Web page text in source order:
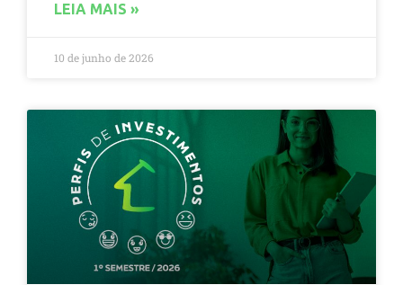
LEIA MAIS »
10 de junho de 2026